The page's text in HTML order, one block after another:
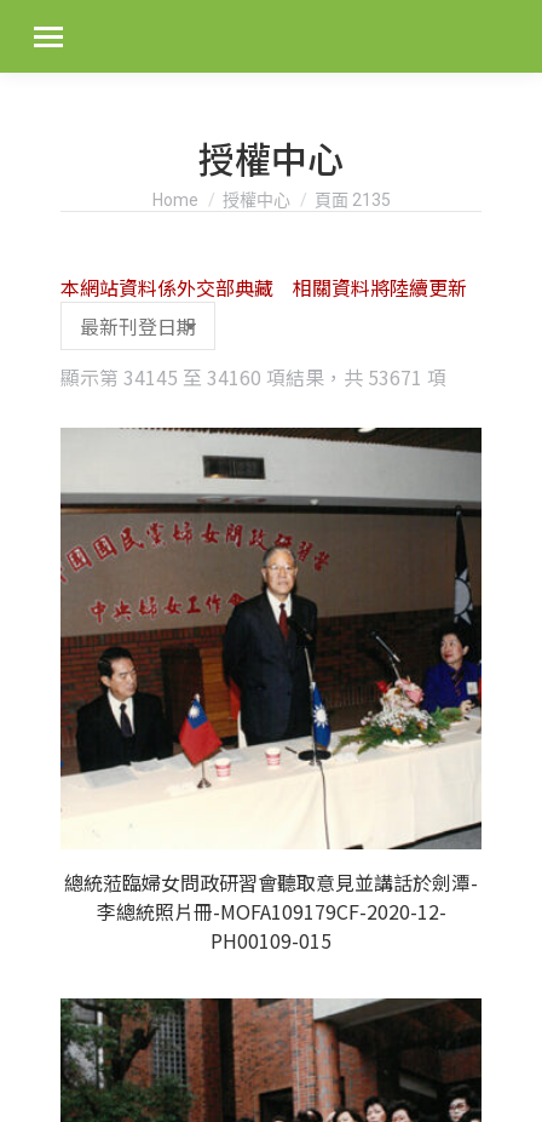
授權中心
You are here:
Home 授權中心 頁面 2135
顯示第 34145 至 34160 項結果，共 53671 項
latest
本網站資料係外交部典藏 相關資料將陸續更新
總統蒞臨婦女問政研習會聽取意見並講話於劍潭-
李總統照片冊-MOFA109179CF-2020-12-
PH00109-015